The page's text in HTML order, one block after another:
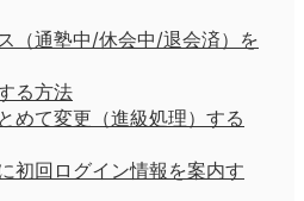
めて変更（進級処理）する
（通塾中/休会中/退会済）を
る方法
初回ログイン情報を案内す